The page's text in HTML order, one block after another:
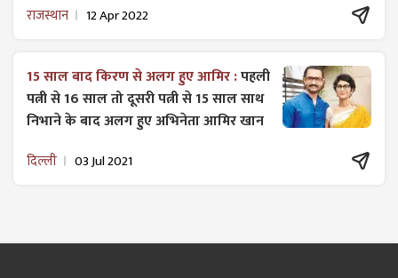
राजस्थान 12 Apr 2022
15 साल बाद किरण से अलग हुए आमिर :पहली
पत्नी से 16 साल तो दूसरी पत्नी से 15 साल साथ
निभाने के बाद अलग हुए अभिनेता आमिर खान
दिल्ली 03 Jul 2021